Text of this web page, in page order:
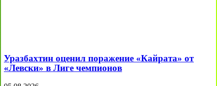
Уразбахтин оценил поражение «Кайрата» от
«Левски» в Лиге чемпионов